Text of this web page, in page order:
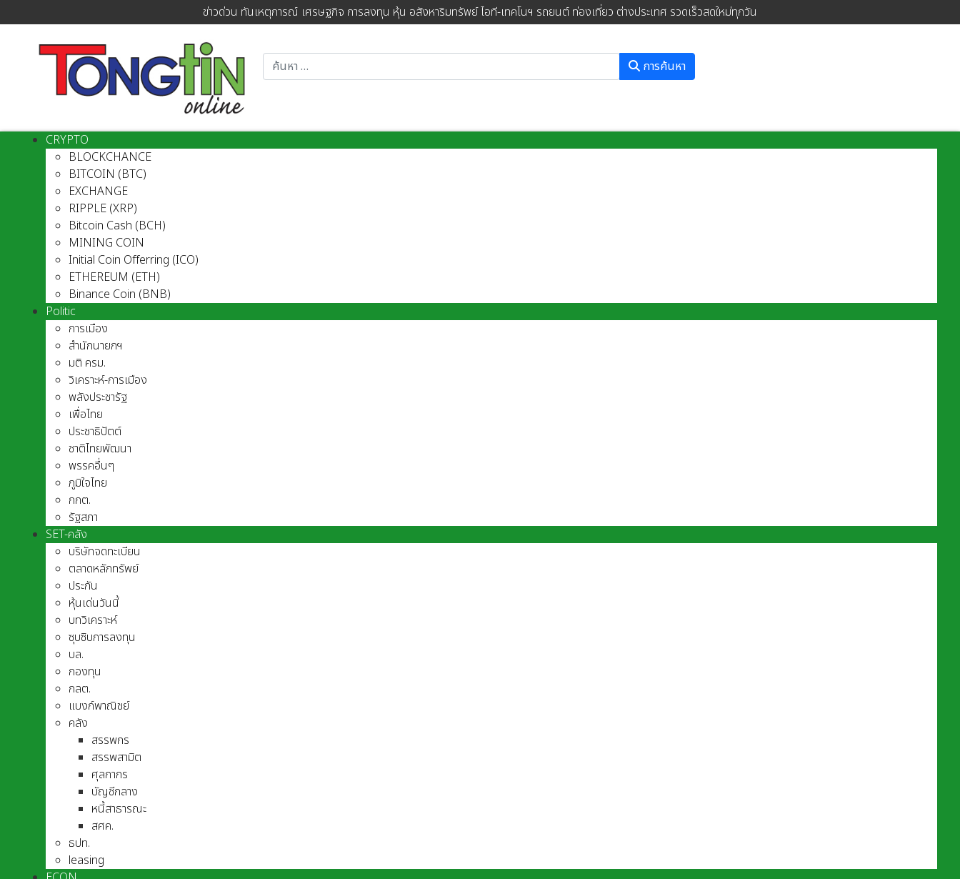
ข่าวด่วน ทันเหตุการณ์ เศรษฐกิจ การลงทุน หุ้น อสังหาริมทรัพย์ ไอที-เทคโนฯ รถยนต์ ท่องเที่ยว ต่างประเทศ รวดเร็วสดใหม่ทุกวัน
การค้นหา
CRYPTO
BLOCKCHANCE
BITCOIN (BTC)
EXCHANGE
RIPPLE (XRP)
Bitcoin Cash (BCH)
MINING COIN
Initial Coin Offerring (ICO)
ETHEREUM (ETH)
Binance Coin (BNB)
Politic
การเมือง
สำนักนายกฯ
มติ ครม.
วิเคราะห์-การเมือง
พลังประชารัฐ
เพื่อไทย
ประชาธิปัตต์
ชาติไทยพัฒนา
พรรคอื่นๆ
ภูมิใจไทย
กกต.
รัฐสภา
SET-คลัง
บริษัทจดทะเบียน
ตลาดหลักทรัพย์
ประกัน
หุ้นเด่นวันนี้
บทวิเคราะห์
ซุบซิบการลงทุน
บล.
กองทุน
กลต.
แบงก์พาณิชย์
คลัง
สรรพกร
สรรพสามิต
ศุลกากร
บัญชีกลาง
หนี้สาธารณะ
สศค.
ธปท.
leasing